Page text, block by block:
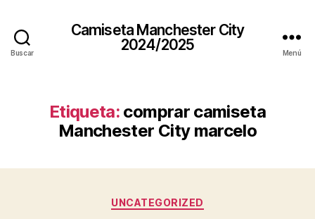
Buscar
Camiseta Manchester City
2024/2025
Menú
Etiqueta: comprar camiseta
Manchester City marcelo
Categorías
UNCATEGORIZED